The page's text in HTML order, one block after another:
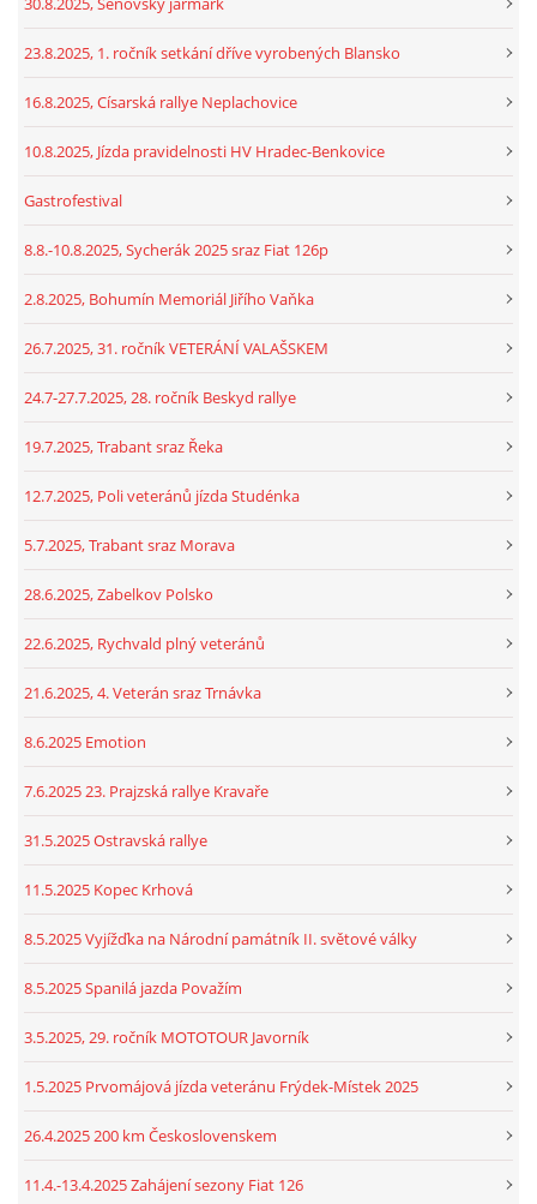
23.8.2025, 1. ročník setkání dříve vyrobených Blansko
16.8.2025, Císarská rallye Neplachovice
10.8.2025, Jízda pravidelnosti HV Hradec-Benkovice
Gastrofestival
8.8.-10.8.2025, Sycherák 2025 sraz Fiat 126p
2.8.2025, Bohumín Memoriál Jiřího Vaňka
26.7.2025, 31. ročník VETERÁNÍ VALAŠSKEM
24.7-27.7.2025, 28. ročník Beskyd rallye
19.7.2025, Trabant sraz Řeka
12.7.2025, Poli veteránů jízda Studénka
5.7.2025, Trabant sraz Morava
28.6.2025, Zabelkov Polsko
22.6.2025, Rychvald plný veteránů
21.6.2025, 4. Veterán sraz Trnávka
8.6.2025 Emotion
7.6.2025 23. Prajzská rallye Kravaře
31.5.2025 Ostravská rallye
11.5.2025 Kopec Krhová
8.5.2025 Vyjížďka na Národní památník II. světové války
8.5.2025 Spanilá jazda Považím
3.5.2025, 29. ročník MOTOTOUR Javorník
1.5.2025 Prvomájová jízda veteránu Frýdek-Místek 2025
26.4.2025 200 km Československem
11.4.-13.4.2025 Zahájení sezony Fiat 126